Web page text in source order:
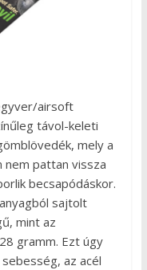
airsoft
távol-keleti
mely a
nem pattan vissza
becsapódáskor.
sajtolt
mint az
gramm. Ezt úgy
az acél